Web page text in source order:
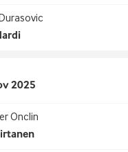
2025
Onclin